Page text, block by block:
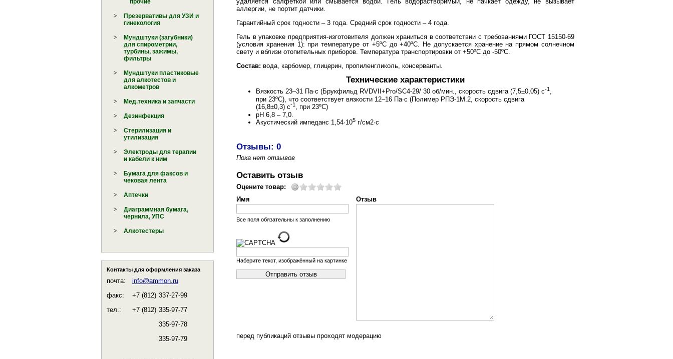
прочие
Презервативы для УЗИ и
гинекология
Мундштуки (загубники)
для спирометрии,
турбины, зажимы,
фильтры
Мундштуки пластиковые
для алкотестов и
алкометров
Мед.техника и запчасти
Дезинфекция
Стерилизация и
утилизация
Электроды для терапии
и кабели к ним
Бумага для факсов и
чековая лента
Аптечки
Диаграммная бумага,
чернила, УПС
Алкотестеры
Контакты для оформления заказа
почта:
info@ammon.ru
факс:
+7 (812) 337-27-99
тел.:
+7 (812) 335-97-77
335-97-78
335-97-79
аллергии, не портит датчики.
Гарантийный срок годности – 3 года. Средний срок годности – 4 года.
Гель в упаковке предприятия-изготовителя должен храниться в соответствии с требованиями ГОСТ 15150-69
(условия хранения 1): при температуре от +5ºС до +40ºС. Не допускается хранение на прямом солнечном
свету и вблизи отопительных приборов. Температура транспортировки от +50ºС до -50ºС.
Состав: вода, карбомер, глицерин, пропиленгликоль, консерванты.
Технические характеристики
Вязкость 23–31 Па∙с (Брукфильд RVDVII+Pro/SC4-29/ 30 об/мин., скорость сдвига (7,5±0,05) с-1
при 23ºС), что соответствует вязкости 12–16 Па∙с (Полимер РПЭ-1М.2, скорость сдвига
(16,8±0,3) с-1
, при 23ºС)
рН 6,8 – 7,0.
Акустический импеданс 1,54∙105 г/см2∙с
Отзывы: 0
Пока нет отзывов
Оставить отзыв
Оцените товар:
Имя
Все поля обязательны к заполнению
Наберите текст, изображённый на картинке
Отзыв
перед публикаций отзывы проходят модерацию